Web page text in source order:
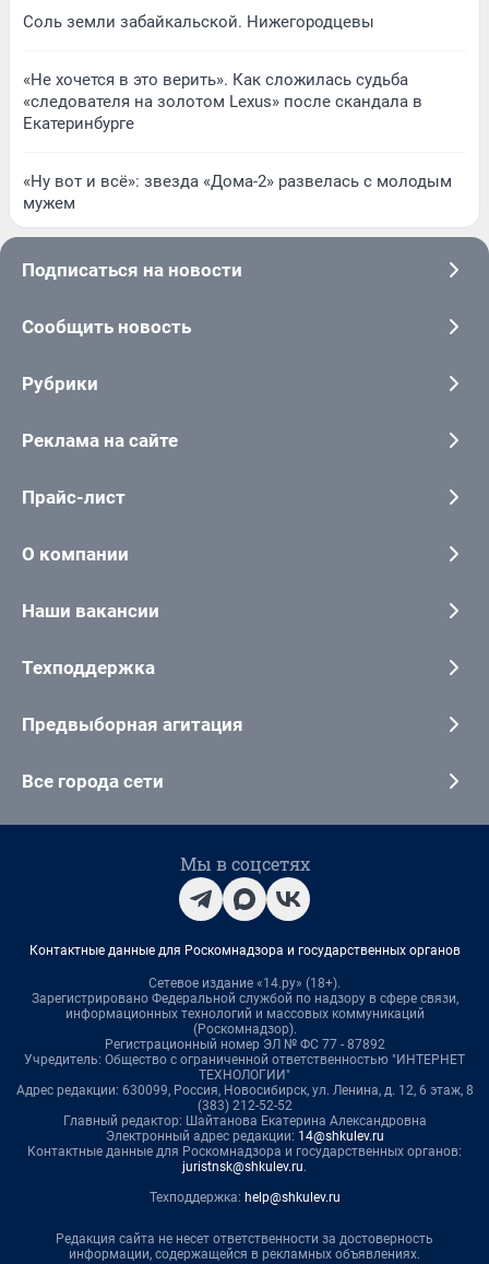
Соль земли забайкальской. Нижегородцевы
«Не хочется в это верить». Как сложилась судьба
«следователя на золотом Lexus» после скандала в
Екатеринбурге
«Ну вот и всё»: звезда «Дома-2» развелась с молодым
мужем
Подписаться на новости
Сообщить новость
Рубрики
Реклама на сайте
Прайс-лист
О компании
Наши вакансии
Техподдержка
Предвыборная агитация
Все города сети
Мы в соцсетях
Контактные данные для Роскомнадзора и государственных органов
Сетевое издание «14.ру» (18+).
Зарегистрировано Федеральной службой по надзору в сфере связи,
информационных технологий и массовых коммуникаций
(Роскомнадзор).
Регистрационный номер ЭЛ № ФС 77 - 87892
Учредитель: Общество с ограниченной ответственностью "ИНТЕРНЕТ
ТЕХНОЛОГИИ"
Адрес редакции: 630099, Россия, Новосибирск, ул. Ленина, д. 12, 6 этаж, 8
(383) 212-52-52
Главный редактор: Шайтанова Екатерина Александровна
Электронный адрес редакции: 14@shkulev.ru
Контактные данные для Роскомнадзора и государственных органов:
juristnsk@shkulev.ru.
Техподдержка: help@shkulev.ru
Редакция сайта не несет ответственности за достоверность
информации, содержащейся в рекламных объявлениях.